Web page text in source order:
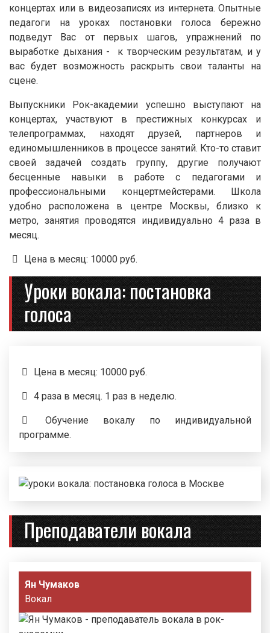
концертах или в видеозаписях из интернета. Опытные
педагоги на уроках постановки голоса бережно
подведут Вас от первых шагов, упражнений по
выработке дыхания - к творческим результатам, и у
вас будет возможность раскрыть свои таланты на
сцене.
Выпускники Рок-академии успешно выступают на
концертах, участвуют в престижных конкурсах и
телепрограммах, находят друзей, партнеров и
единомышленников в процессе занятий. Кто-то ставит
своей задачей создать группу, другие получают
бесценные навыки в работе с педагогами и
профессиональными концертмейстерами. Школа
удобно расположена в центре Москвы, близко к
метро, занятия проводятся индивидуально 4 раза в
месяц.
Цена в месяц: 10000 руб.
Уроки вокала: постановка
голоса
Цена в месяц: 10000 руб.
4 раза в месяц. 1 раз в неделю.
Обучение вокалу по индивидуальной
программе.
Преподаватели вокала
Ян Чумаков
Вокал